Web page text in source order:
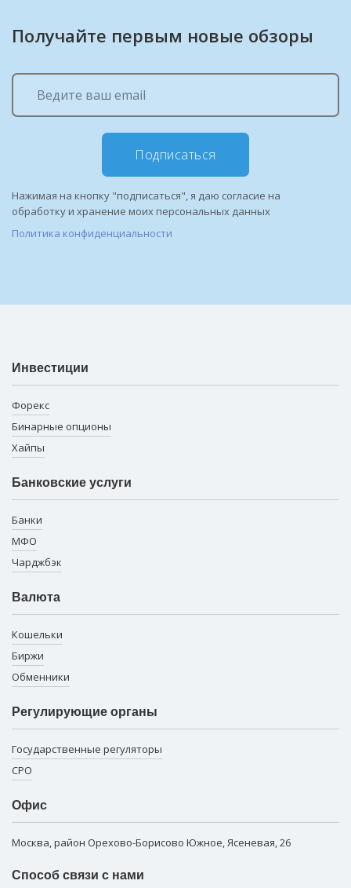
Получайте первым новые обзоры
Подписаться
Нажимая на кнопку "подписаться", я даю согласие на
обработку и хранение моих персональных данных
Политика конфиденциальности
Инвестиции
Форекс
Бинарные опционы
Хайпы
Банковские услуги
Банки
МФО
Чарджбэк
Валюта
Кошельки
Биржи
Обменники
Регулирующие органы
Государственные регуляторы
СРО
Офис
Москва, район Орехово-Борисово Южное, Ясеневая, 26
Способ связи с нами